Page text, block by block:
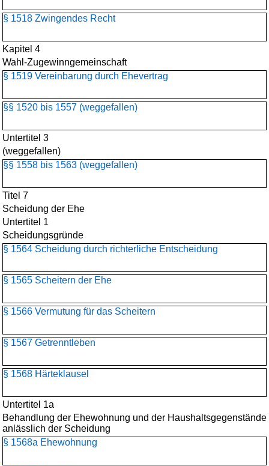
§ 1518 Zwingendes Recht
Kapitel 4
Wahl-Zugewinngemeinschaft
§ 1519 Vereinbarung durch Ehevertrag
§§ 1520 bis 1557 (weggefallen)
Untertitel 3
(weggefallen)
§§ 1558 bis 1563 (weggefallen)
Titel 7
Scheidung der Ehe
Untertitel 1
Scheidungsgründe
§ 1564 Scheidung durch richterliche Entscheidung
§ 1565 Scheitern der Ehe
§ 1566 Vermutung für das Scheitern
§ 1567 Getrenntleben
§ 1568 Härteklausel
Untertitel 1a
Behandlung der Ehewohnung und der Haushaltsgegenstände
anlässlich der Scheidung
§ 1568a Ehewohnung